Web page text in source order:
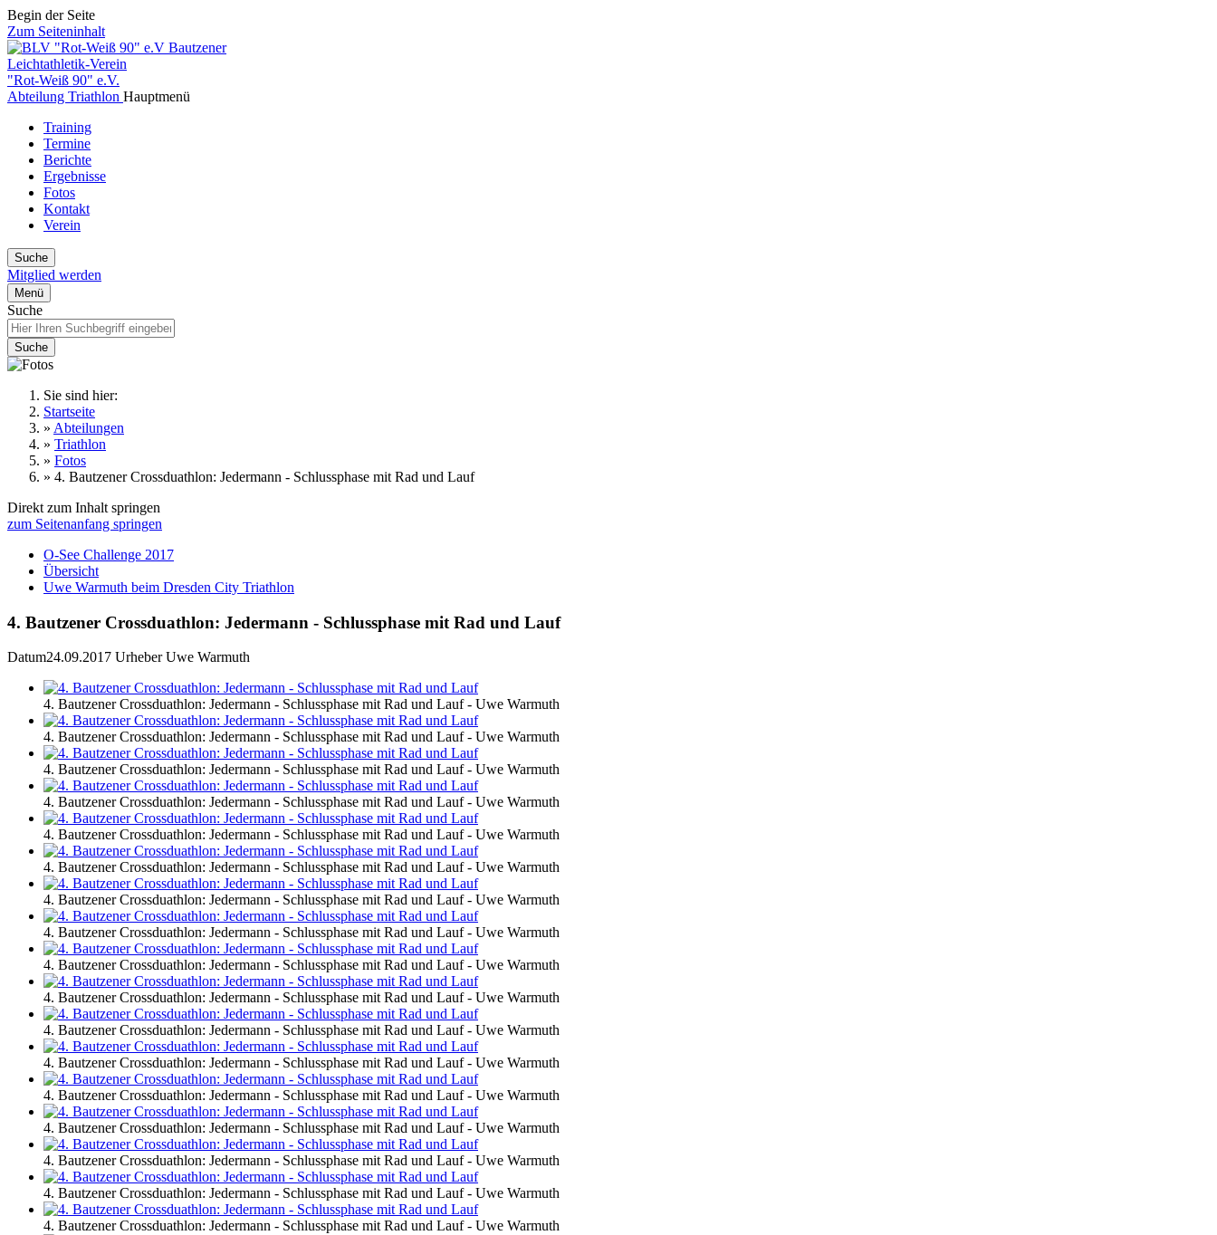
Begin der Seite
Zum Seiteninhalt
Bautzener
Leichtathletik-Verein
"Rot-Weiß 90" e.V.
Abteilung Triathlon Hauptmenü
Training
Termine
Berichte
Ergebnisse
Fotos
Kontakt
Verein
Suche
Mitglied werden
Menü
Suche
Suche
Sie sind hier:
Startseite
» Abteilungen
» Triathlon
» Fotos
» 4. Bautzener Crossduathlon: Jedermann - Schlussphase mit Rad und Lauf
Direkt zum Inhalt springen
zum Seitenanfang springen
O-See Challenge 2017
Übersicht
Uwe Warmuth beim Dresden City Triathlon
4. Bautzener Crossduathlon: Jedermann - Schlussphase mit Rad und Lauf
Datum24.09.2017 UrheberUwe Warmuth
4. Bautzener Crossduathlon: Jedermann - Schlussphase mit Rad und Lauf - Uwe Warmuth
4. Bautzener Crossduathlon: Jedermann - Schlussphase mit Rad und Lauf - Uwe Warmuth
4. Bautzener Crossduathlon: Jedermann - Schlussphase mit Rad und Lauf - Uwe Warmuth
4. Bautzener Crossduathlon: Jedermann - Schlussphase mit Rad und Lauf - Uwe Warmuth
4. Bautzener Crossduathlon: Jedermann - Schlussphase mit Rad und Lauf - Uwe Warmuth
4. Bautzener Crossduathlon: Jedermann - Schlussphase mit Rad und Lauf - Uwe Warmuth
4. Bautzener Crossduathlon: Jedermann - Schlussphase mit Rad und Lauf - Uwe Warmuth
4. Bautzener Crossduathlon: Jedermann - Schlussphase mit Rad und Lauf - Uwe Warmuth
4. Bautzener Crossduathlon: Jedermann - Schlussphase mit Rad und Lauf - Uwe Warmuth
4. Bautzener Crossduathlon: Jedermann - Schlussphase mit Rad und Lauf - Uwe Warmuth
4. Bautzener Crossduathlon: Jedermann - Schlussphase mit Rad und Lauf - Uwe Warmuth
4. Bautzener Crossduathlon: Jedermann - Schlussphase mit Rad und Lauf - Uwe Warmuth
4. Bautzener Crossduathlon: Jedermann - Schlussphase mit Rad und Lauf - Uwe Warmuth
4. Bautzener Crossduathlon: Jedermann - Schlussphase mit Rad und Lauf - Uwe Warmuth
4. Bautzener Crossduathlon: Jedermann - Schlussphase mit Rad und Lauf - Uwe Warmuth
4. Bautzener Crossduathlon: Jedermann - Schlussphase mit Rad und Lauf - Uwe Warmuth
4. Bautzener Crossduathlon: Jedermann - Schlussphase mit Rad und Lauf - Uwe Warmuth